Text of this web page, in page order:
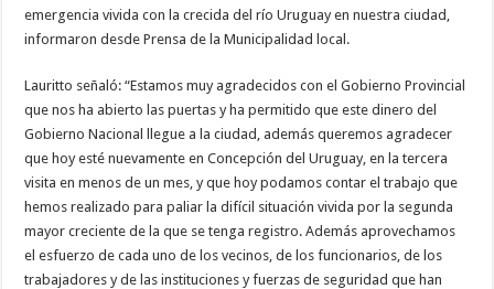
emergencia vivida con la crecida del río Uruguay en nuestra ciudad,
informaron desde Prensa de la Municipalidad local.
Lauritto señaló: “Estamos muy agradecidos con el Gobierno Provincial
que nos ha abierto las puertas y ha permitido que este dinero del
Gobierno Nacional llegue a la ciudad, además queremos agradecer
que hoy esté nuevamente en Concepción del Uruguay, en la tercera
visita en menos de un mes, y que hoy podamos contar el trabajo que
hemos realizado para paliar la difícil situación vivida por la segunda
mayor creciente de la que se tenga registro. Además aprovechamos
el esfuerzo de cada uno de los vecinos, de los funcionarios, de los
trabajadores y de las instituciones y fuerzas de seguridad que han